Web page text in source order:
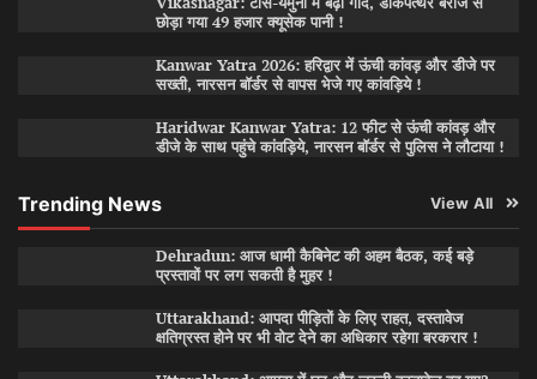
छोड़ा गया 49 हजार क्यूसेक पानी !
Kanwar Yatra 2026: हरिद्वार में ऊंची कांवड़ और डीजे पर
सख्ती, नारसन बॉर्डर से वापस भेजे गए कांवड़िये !
Haridwar Kanwar Yatra: 12 फीट से ऊंची कांवड़ और
डीजे के साथ पहुंचे कांवड़िये, नारसन बॉर्डर से पुलिस ने लौटाया !
Trending News View All
Dehradun: आज धामी कैबिनेट की अहम बैठक, कई बड़े
प्रस्तावों पर लग सकती है मुहर !
Uttarakhand: आपदा पीड़ितों के लिए राहत, दस्तावेज
क्षतिग्रस्त होने पर भी वोट देने का अधिकार रहेगा बरकरार !